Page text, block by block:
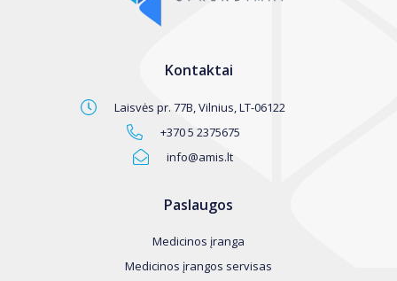
Kontaktai
Laisvės pr. 77B, Vilnius, LT-06122
+370 5 2375675
info@amis.lt
Paslaugos
Medicinos įranga
Medicinos įrangos servisas